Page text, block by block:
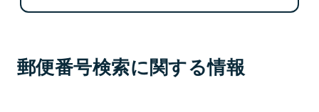
郵便番号検索に関する情報